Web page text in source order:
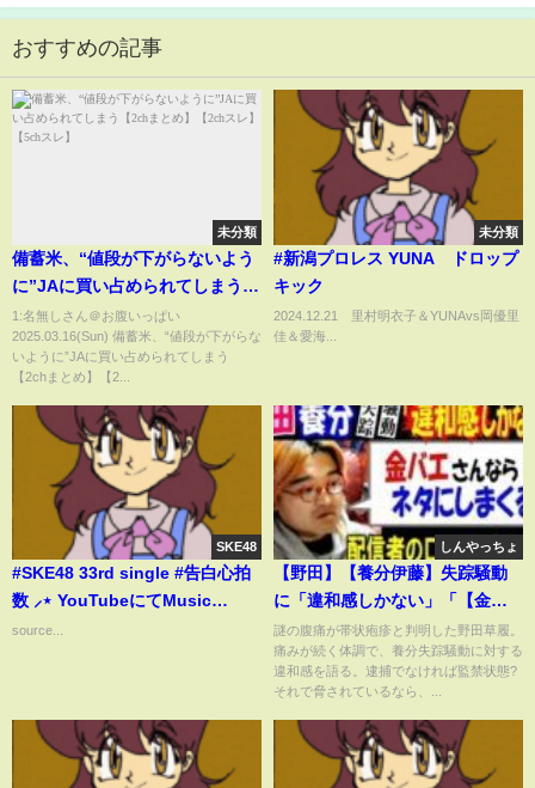
おすすめの記事
未分類
備蓄米、“値段が下がらないよう
に”JAに買い占められてしまう
【2chまとめ】【2chスレ】
【5chスレ】
1:名無しさん＠お腹いっぱい
2025.03.16(Sun) 備蓄米、“値段が下がらな
いように”JAに買い占められてしまう
【2chまとめ】【2...
未分類
#新潟プロレス YUNA ドロップ
キック
2024.12.21 里村明衣子＆YUNAvs岡優里
佳＆愛海...
SKE48
#SKE48 33rd single #告白心拍
数 ⸝⋆ YouTubeにてMusic
Video公開🎥各配信サイトにて先
source...
しんやっちょ
【野田】【養分伊藤】失踪騒動
に「違和感しかない」「【金バ
エ】さんならネタにしまくる!」
配信者の口は閉ざせない
謎の腹痛が帯状疱疹と判明した野田草履。
痛みが続く体調で、養分失踪騒動に対する
違和感を語る。逮捕でなければ監禁状態?
それで脅されているなら、...